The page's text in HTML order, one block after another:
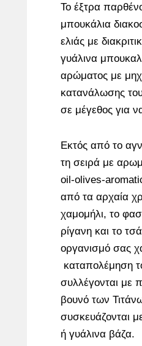
Το έξτρα
μπουκάλια
ελιάς με
γυάλινα
αρώματος με
κατανάλωσης
σε μέγεθος για
Εκτός από το
τη σειρά με
oil-olives-
από τα αρχαία
χαμομήλι, το
ρίγανη και το
οργανισμό σας
καταπολέμηση
συλλέγονται με
βουνό των
συσκευάζονται
ή γυάλινα βάζα.